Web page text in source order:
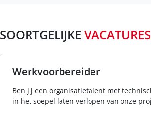
SOORTGELIJKE VACATURES
Werkvoorbereider
Ben jij een organisatietalent met
in het soepel laten verlopen van onze